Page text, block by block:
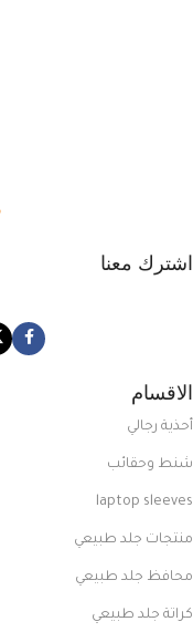
اشترك معنا
الاقسام
أحذية رجالي
شنط وحقائب
laptop sleeves
منتجات جلد طبيعي
محافظ جلد طبيعي
كراتة جلد طبيعي